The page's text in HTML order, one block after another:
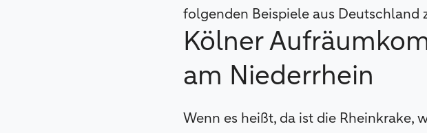
folgenden Beispiele aus Deutschland
Kölner
am Niederrhein
Wenn es heißt, da ist die Rheinkrake,